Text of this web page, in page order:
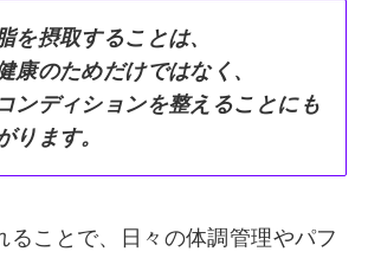
を摂取することは、
康のためだけではなく、
ンディションを整えることにも
ります。
ることで、日々の体調管理やパフ